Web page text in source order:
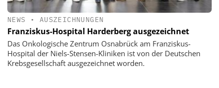
NEWS • AUSZEICHNUNGEN
Franziskus-Hospital Harderberg ausgezeichnet
Das Onkologische Zentrum Osnabrück am Franziskus-
Hospital der Niels-Stensen-Kliniken ist von der Deutschen
Krebsgesellschaft ausgezeichnet worden.